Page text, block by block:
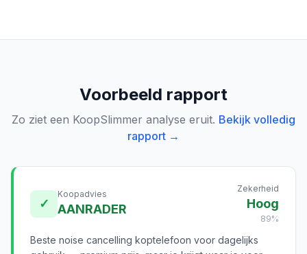
Voorbeeld rapport
Zo ziet een KoopSlimmer analyse eruit. Bekijk volledig
rapport →
✓
Koopadvies
AANRADER
Zekerheid
Hoog
89%
Beste noise cancelling koptelefoon voor dagelijks